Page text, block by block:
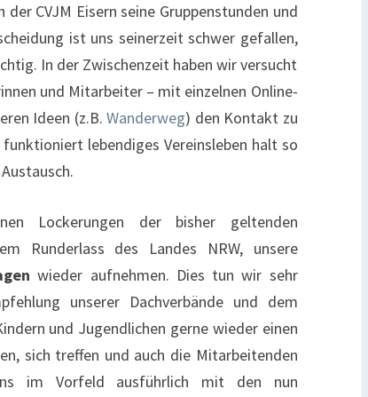
CVJM Eisern seine Gruppenstunden und
ist uns seinerzeit schwer gefallen,
In der Zwischenzeit haben wir versucht
und Mitarbeiter – mit einzelnen Online-
Ideen (z.B.Wanderweg) den Kontakt zu
lebendiges Vereinsleben halt so
Lockerungen der bisher geltenden
Runderlass des Landes NRW, unsere
wieder aufnehmen. Dies tun wir sehr
unserer Dachverbände und dem
und Jugendlichen gerne wieder einen
sich treffen und auch die Mitarbeitenden
im Vorfeld ausführlich mit den nun